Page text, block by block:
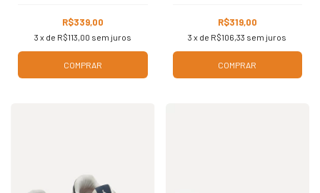
R$339,00
3 x de R$113,00 sem juros
COMPRAR
R$319,00
3 x de R$106,33 sem juros
COMPRAR